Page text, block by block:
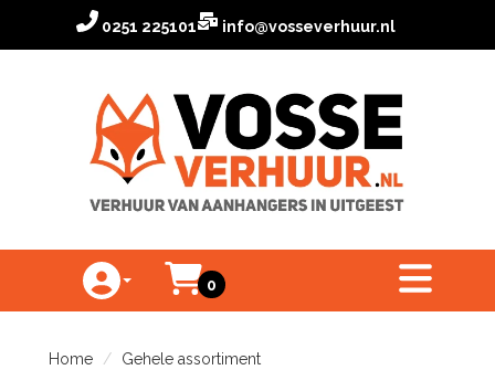
0251 225101 info@vosseverhuur.nl
Toggle Account dropdown
Winkelwagen
0
toggle menu
Home
Gehele assortiment